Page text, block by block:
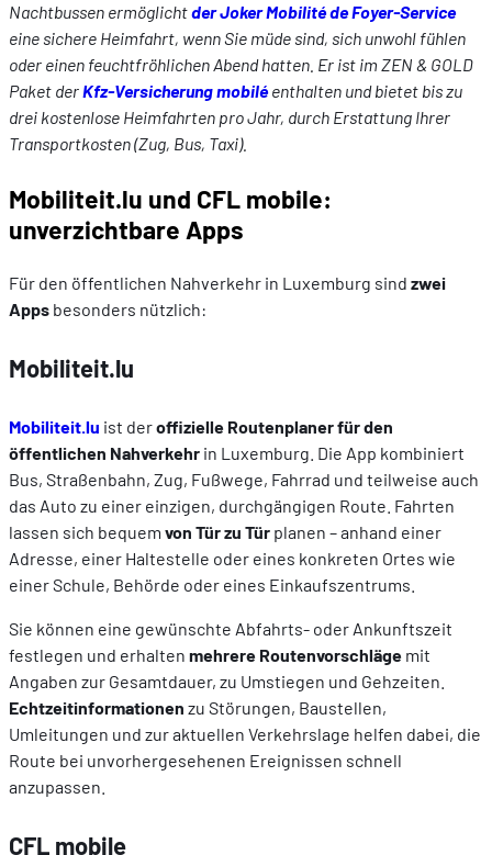
Nachtbussen ermöglichtder Joker Mobilité de Foyer-Service
eine sichere Heimfahrt, wenn Sie müde sind, sich unwohl fühlen
oder einen feuchtfröhlichen Abend hatten. Er ist im ZEN & GOLD
Paket derKfz-Versicherung mobiléenthalten und bietet bis zu
drei kostenlose Heimfahrten pro Jahr, durch Erstattung Ihrer
Transportkosten (Zug, Bus, Taxi).
Mobiliteit.lu und CFL mobile:
unverzichtbare Apps
Für den öffentlichen Nahverkehr in Luxemburg sind zwei
Apps besonders nützlich:
Mobiliteit.lu
Mobiliteit.lu ist deroffizielle Routenplaner für den
öffentlichen Nahverkehr in Luxemburg. Die App kombiniert
Bus, Straßenbahn, Zug, Fußwege, Fahrrad und teilweise auch
das Auto zu einer einzigen, durchgängigen Route. Fahrten
lassen sich bequem von Tür zu Tür planen – anhand einer
Adresse, einer Haltestelle oder eines konkreten Ortes wie
einer Schule, Behörde oder eines Einkaufszentrums.
Sie können eine gewünschte Abfahrts- oder Ankunftszeit
festlegen und erhalten mehrere Routenvorschläge mit
Angaben zur Gesamtdauer, zu Umstiegen und Gehzeiten.
Echtzeitinformationen zu Störungen, Baustellen,
Umleitungen und zur aktuellen Verkehrslage helfen dabei, die
Route bei unvorhergesehenen Ereignissen schnell
anzupassen.
CFL mobile